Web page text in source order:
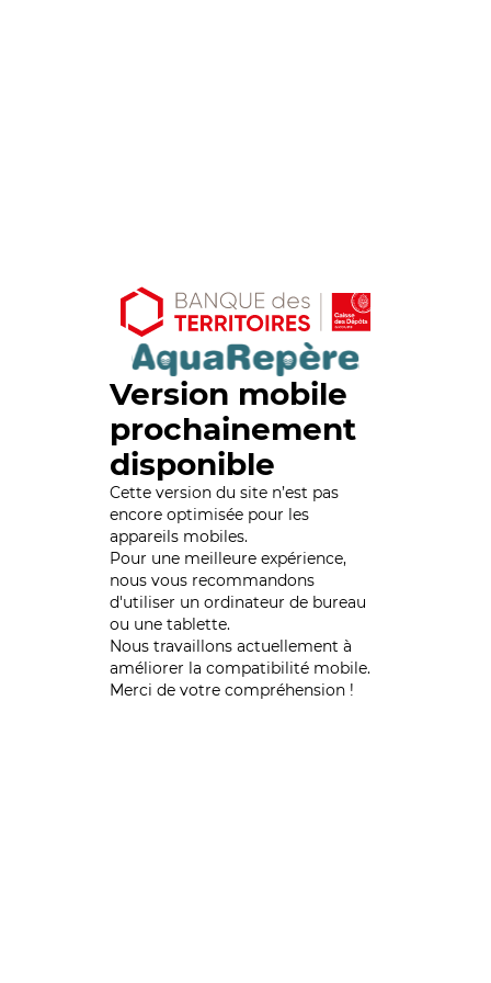
Version mobile
prochainement
disponible
Cette version du site n’est pas
encore optimisée pour les
appareils mobiles.
Pour une meilleure expérience,
nous vous recommandons
d'utiliser un ordinateur de bureau
ou une tablette.
Nous travaillons actuellement à
améliorer la compatibilité mobile.
Merci de votre compréhension !